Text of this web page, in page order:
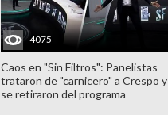
4075
Caos en "Sin Filtros": Panelistas
trataron de "carnicero" a Crespo y
se retiraron del programa